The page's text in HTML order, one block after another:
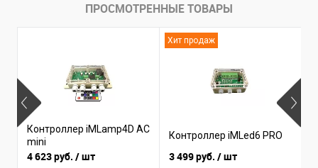
ПРОСМОТРЕННЫЕ ТОВАРЫ
Контроллер iMLamp4D AC
mini
4 623 руб. / шт
Хит продаж
Контроллер iMLed6 PRO
3 499 руб. / шт